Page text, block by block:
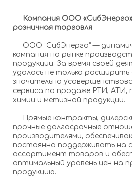
Компания ООО
розничная торговля
ООО “СибЭнерго” —
компания на рынке
продукции. За время своей
удалось не только расширить
значительно
сервиса по продаже РТИ, АТИ,
химии и метизной продукции.
Прямые контракты,
прочные долгосрочные
производителями,
постоянно поддерживать на
ассортимент товаров и
оптимальный уровень цен на
продукцию.